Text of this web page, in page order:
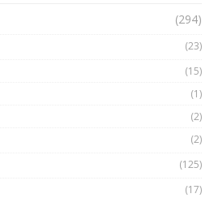
(294)
(23)
(15)
(1)
(2)
(2)
(125)
(17)